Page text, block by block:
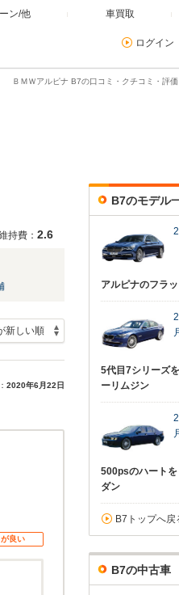
ン/他 車買取
ログイン
ＢＭＷアルピナ B7の口コミ・クチコミ・評
持費： 2.6
2020年6月22日
良い
B7のモデル
アルピナのフラ
5代目7シリーズ
ーリムジン
500psのハート
ダン
B7トップへ戻
B7の中古車